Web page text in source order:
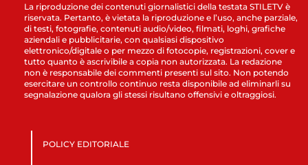
La riproduzione dei contenuti giornalistici della testata STILETV è
riservata. Pertanto, è vietata la riproduzione e l’uso, anche parziale,
di testi, fotografie, contenuti audio/video, filmati, loghi, grafiche
aziendali e pubblicitarie, con qualsiasi dispositivo
elettronico/digitale o per mezzo di fotocopie, registrazioni, cover e
tutto quanto è ascrivibile a copia non autorizzata. La redazione
non è responsabile dei commenti presenti sul sito. Non potendo
esercitare un controllo continuo resta disponibile ad eliminarli su
segnalazione qualora gli stessi risultano offensivi e oltraggiosi.
POLICY EDITORIALE